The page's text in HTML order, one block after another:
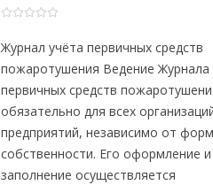
Журнал учёта первичных средств
пожаротушения Ведение Журнала
первичных средств
обязательно для всех
предприятий, независимо от
собственности. Его оформление и
заполнение осуществляется